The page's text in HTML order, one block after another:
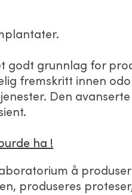
godt grunnlag for
fremskritt innen
Den
ha !
å
produseres